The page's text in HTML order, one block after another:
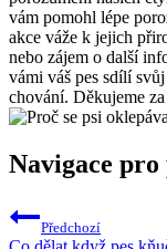
vám pomohl lépe
akce váže k jejich
nebo zájem o další
vámi váš pes sdílí
chování. Děkujeme
Navigace
Předchozí